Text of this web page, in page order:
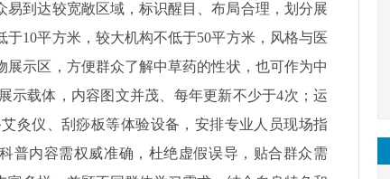
易到达较宽敞区域，标识醒目、布局合理，划分展
10平方米，较大机构不低于50平方米，风格与医
示区，方便群众了解中草药的性状，也可作为中
示载体，内容图文并茂、每年更新不少于4次；运
灸仪、刮痧板等体验设备，安排专业人员现场指
普内容需权威准确，杜绝虚假误导，贴合群众需